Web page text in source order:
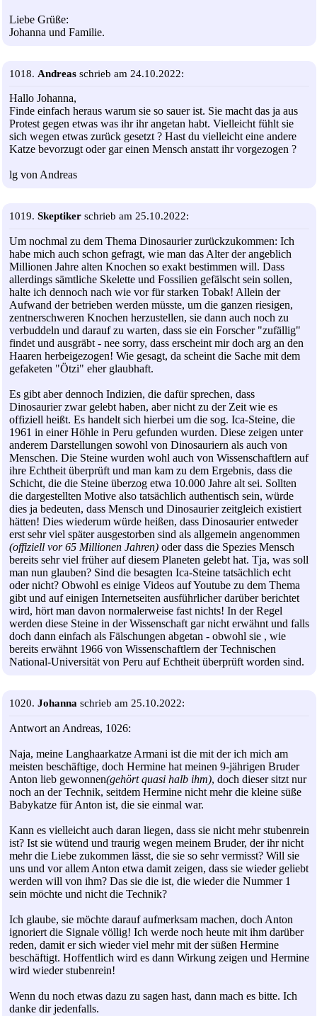
Liebe Grüße:
Johanna und Familie.
1018. Andreas schrieb am 24.10.2022:
Hallo Johanna,
Finde einfach heraus warum sie so sauer ist. Sie macht das ja aus
Protest gegen etwas was ihr ihr angetan habt. Vielleicht fühlt sie
sich wegen etwas zurück gesetzt ? Hast du vielleicht eine andere
Katze bevorzugt oder gar einen Mensch anstatt ihr vorgezogen ?
lg von Andreas
1019. Skeptiker schrieb am 25.10.2022:
Um nochmal zu dem Thema Dinosaurier zurückzukommen: Ich
habe mich auch schon gefragt, wie man das Alter der angeblich
Millionen Jahre alten Knochen so exakt bestimmen will. Dass
allerdings sämtliche Skelette und Fossilien gefälscht sein sollen,
halte ich dennoch nach wie vor für starken Tobak! Allein der
Aufwand der betrieben werden müsste, um die ganzen riesigen,
zentnerschweren Knochen herzustellen, sie dann auch noch zu
verbuddeln und darauf zu warten, dass sie ein Forscher "zufällig"
findet und ausgräbt - nee sorry, dass erscheint mir doch arg an den
Haaren herbeigezogen! Wie gesagt, da scheint die Sache mit dem
gefaketen "Ötzi" eher glaubhaft.
Es gibt aber dennoch Indizien, die dafür sprechen, dass
Dinosaurier zwar gelebt haben, aber nicht zu der Zeit wie es
offiziell heißt. Es handelt sich hierbei um die sog. Ica-Steine, die
1961 in einer Höhle in Peru gefunden wurden. Diese zeigen unter
anderem Darstellungen sowohl von Dinosauriern als auch von
Menschen. Die Steine wurden wohl auch von Wissenschaftlern auf
ihre Echtheit überprüft und man kam zu dem Ergebnis, dass die
Schicht, die die Steine überzog etwa 10.000 Jahre alt sei. Sollten
die dargestellten Motive also tatsächlich authentisch sein, würde
dies ja bedeuten, dass Mensch und Dinosaurier zeitgleich existiert
hätten! Dies wiederum würde heißen, dass Dinosaurier entweder
erst sehr viel später ausgestorben sind als allgemein angenommen
(offiziell vor 65 Millionen Jahren) oder dass die Spezies Mensch
bereits sehr viel früher auf diesem Planeten gelebt hat. Tja, was soll
man nun glauben? Sind die besagten Ica-Steine tatsächlich echt
oder nicht? Obwohl es einige Videos auf Youtube zu dem Thema
gibt und auf einigen Internetseiten ausführlicher darüber berichtet
wird, hört man davon normalerweise fast nichts! In der Regel
werden diese Steine in der Wissenschaft gar nicht erwähnt und falls
doch dann einfach als Fälschungen abgetan - obwohl sie , wie
bereits erwähnt 1966 von Wissenschaftlern der Technischen
National-Universität von Peru auf Echtheit überprüft worden sind.
1020. Johanna schrieb am 25.10.2022:
Antwort an Andreas, 1026:
Naja, meine Langhaarkatze Armani ist die mit der ich mich am
meisten beschäftige, doch Hermine hat meinen 9-jährigen Bruder
Anton lieb gewonnen(gehört quasi halb ihm), doch dieser sitzt nur
noch an der Technik, seitdem Hermine nicht mehr die kleine süße
Babykatze für Anton ist, die sie einmal war.
Kann es vielleicht auch daran liegen, dass sie nicht mehr stubenrein
ist? Ist sie wütend und traurig wegen meinem Bruder, der ihr nicht
mehr die Liebe zukommen lässt, die sie so sehr vermisst? Will sie
uns und vor allem Anton etwa damit zeigen, dass sie wieder geliebt
werden will von ihm? Das sie die ist, die wieder die Nummer 1
sein möchte und nicht die Technik?
Ich glaube, sie möchte darauf aufmerksam machen, doch Anton
ignoriert die Signale völlig! Ich werde noch heute mit ihm darüber
reden, damit er sich wieder viel mehr mit der süßen Hermine
beschäftigt. Hoffentlich wird es dann Wirkung zeigen und Hermine
wird wieder stubenrein!
Wenn du noch etwas dazu zu sagen hast, dann mach es bitte. Ich
danke dir jedenfalls.